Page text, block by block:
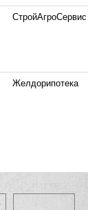
СтройАгроСервис
Желдорипотека